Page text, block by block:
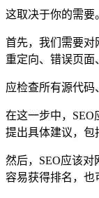
这取决于你的需要
首先，我们需要对
重定向、错误页面
应检查所有源代码
在这一步中，
提出具体建议，包
然后，SEO应该
容易获得排名，也